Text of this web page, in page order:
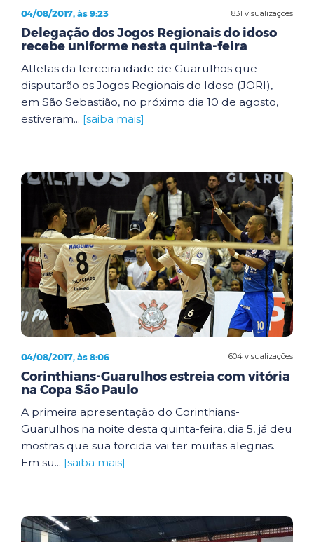
831 visualizações
04/08/2017, às 9:23
Delegação dos Jogos Regionais do idoso
recebe uniforme nesta quinta-feira
Atletas da terceira idade de Guarulhos que
disputarão os Jogos Regionais do Idoso (JORI),
em São Sebastião, no próximo dia 10 de agosto,
estiveram... [saiba mais]
604 visualizações
04/08/2017, às 8:06
Corinthians-Guarulhos estreia com vitória
na Copa São Paulo
A primeira apresentação do Corinthians-
Guarulhos na noite desta quinta-feira, dia 5, já deu
mostras que sua torcida vai ter muitas alegrias.
Em su... [saiba mais]